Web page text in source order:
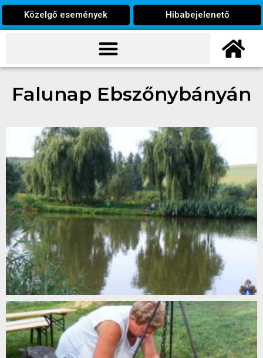
Közelgő események Hibabejelenető
Falunap Ebszőnybányán